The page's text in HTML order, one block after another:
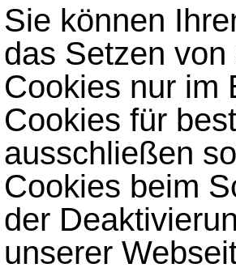
Sie können
das Setzen
Cookies nur im
Cookies für
ausschließen
Cookies beim
der
unserer